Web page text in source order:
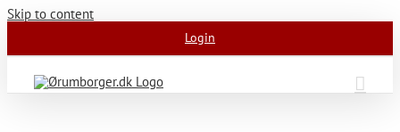
Skip to content
Login